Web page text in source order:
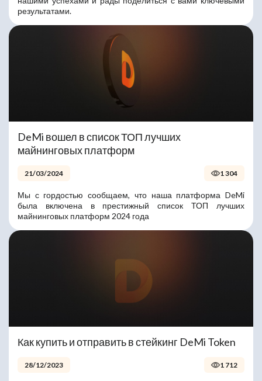
результатами.
DeMi вошел в список ТОП лучших
майнинговых платформ
21/03/2024 1 304
Мы с гордостью сообщаем, что наша платформа DeMi
была включена в престижный список ТОП лучших
майнинговых платформ 2024 года
Как купить и отправить в стейкинг DeMi Token
28/12/2023 1 712